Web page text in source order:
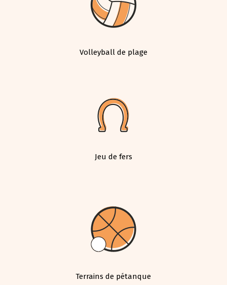
Volleyball de plage
Jeu de fers
Terrains de pétanque